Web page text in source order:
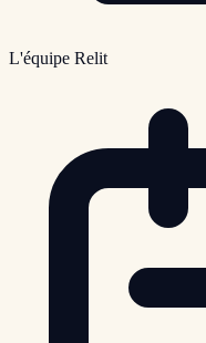
L'équipe Relit